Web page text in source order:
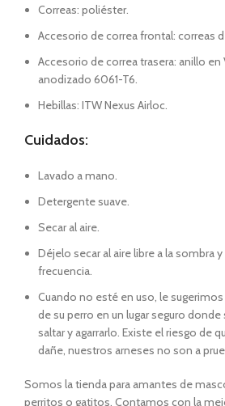
Correas: poliéster.
Accesorio de correa frontal: correas
Accesorio de correa trasera: anillo en
anodizado 6061-T6.
Hebillas: ITW Nexus Airloc.
Cuidados:
Lavado a mano.
Detergente suave.
Secar al aire.
Déjelo secar al aire libre a la sombra
frecuencia.
Cuando no esté en uso, le
de su perro en un lugar seguro
saltar y agarrarlo. Existe el riesgo de
dañe, nuestros arneses no son a
Somos la tienda para amantes de
perritos o gatitos. Contamos con la